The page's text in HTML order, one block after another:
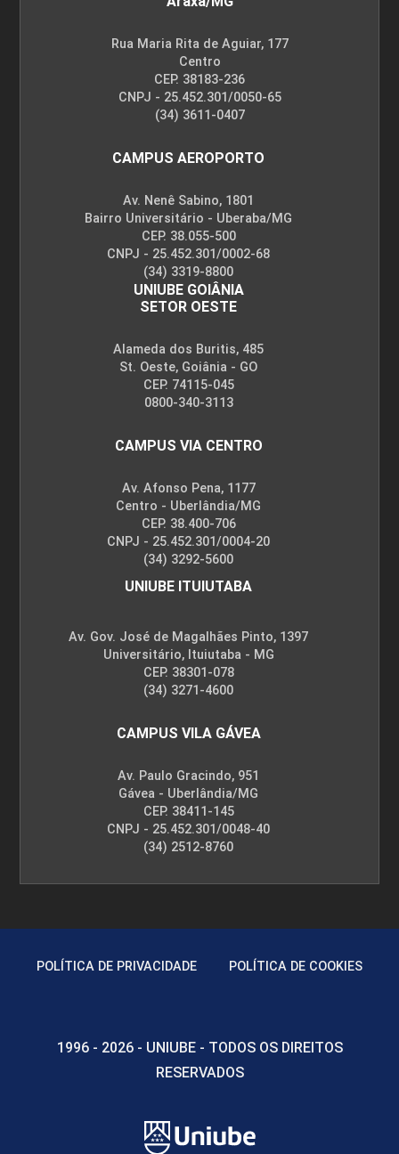
Rua Maria Rita de Aguiar, 177
Centro
CEP. 38183-236
CNPJ - 25.452.301/0050-65
(34) 3611-0407
CAMPUS AEROPORTO
Av. Nenê Sabino, 1801
Bairro Universitário - Uberaba/MG
CEP. 38.055-500
CNPJ - 25.452.301/0002-68
(34) 3319-8800
UNIUBE GOIÂNIA
SETOR OESTE
Alameda dos Buritis, 485
St. Oeste, Goiânia - GO
CEP. 74115-045
0800-340-3113
CAMPUS VIA CENTRO
Av. Afonso Pena, 1177
Centro - Uberlândia/MG
CEP. 38.400-706
CNPJ - 25.452.301/0004-20
(34) 3292-5600
UNIUBE ITUIUTABA
Av. Gov. José de Magalhães Pinto, 1397
Universitário, Ituiutaba - MG
CEP. 38301-078
(34) 3271-4600
CAMPUS VILA GÁVEA
Av. Paulo Gracindo, 951
Gávea - Uberlândia/MG
CEP. 38411-145
CNPJ - 25.452.301/0048-40
(34) 2512-8760
POLÍTICA DE PRIVACIDADE POLÍTICA DE COOKIES
1996 - 2026 - UNIUBE - TODOS OS DIREITOS
RESERVADOS